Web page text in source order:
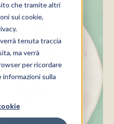
che tramite altri
sui cookie,
tenuta traccia
ma verrà
per ricordare
sulla